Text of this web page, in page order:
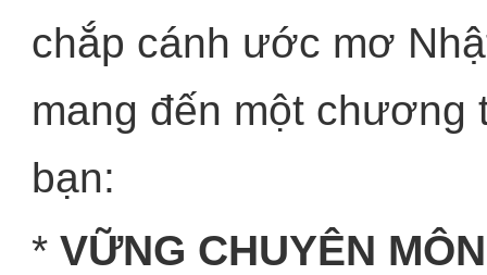
chắp cánh ước mơ
mang đến một chương
bạn:
* VỮNG CHUYÊN